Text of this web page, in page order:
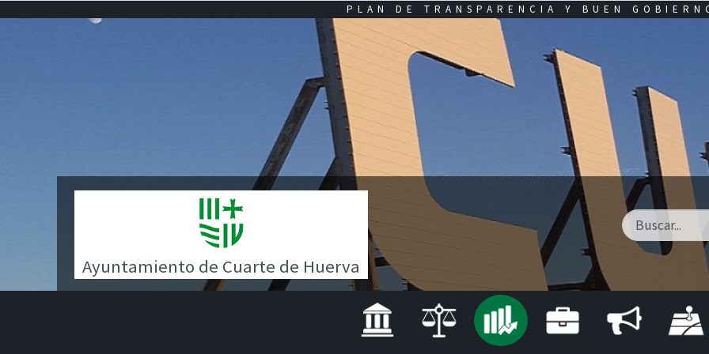
PLAN DE TRANSPARENCIA Y BUEN
Ayuntamiento de Cuarte de Huerva